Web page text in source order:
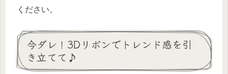
ください。
今ダレ！3Dリボンでトレンド感を引
き立てて♪